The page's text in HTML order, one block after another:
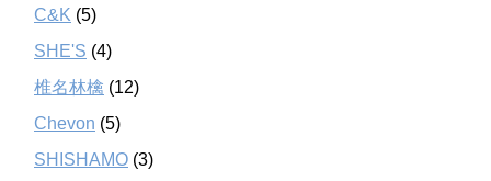
C&K (5)
SHE'S (4)
椎名林檎 (12)
Chevon (5)
SHISHAMO (3)